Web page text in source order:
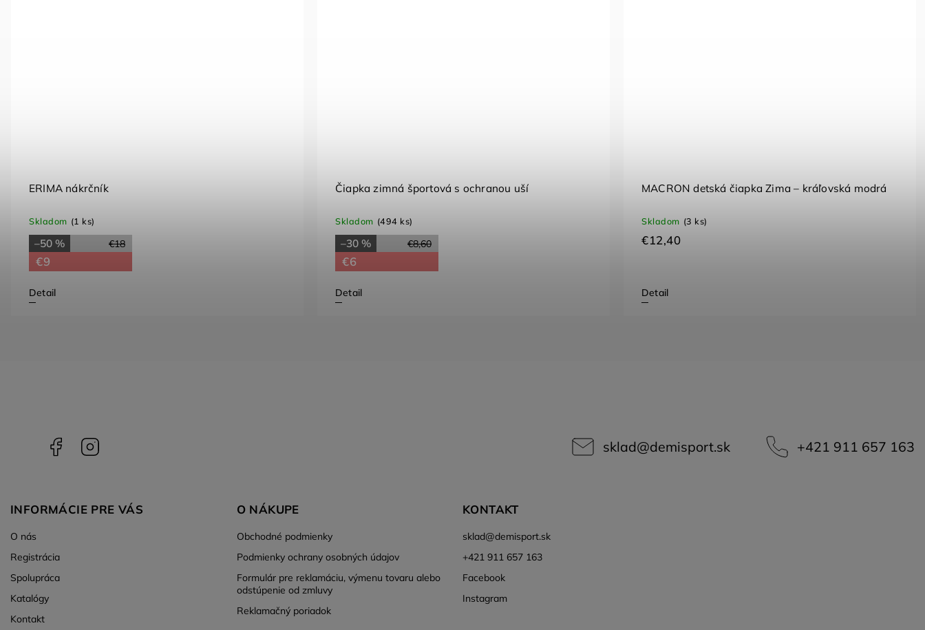
ERIMA nákrčník
Skladom (1 ks)
€18
–50 %
€9
Detail
Čiapka zimná športová s ochranou uší
Skladom (494 ks)
€8,60
–30 %
€6
Detail
MACRON detská čiapka Zima – kráľovská modrá
Skladom (3 ks)
€12,40
Detail
Facebook sklad@demisport.sk +421 911 657 163
INFORMÁCIE PRE VÁS
O nás
Registrácia
Spolupráca
Katalógy
Kontakt
O NÁKUPE
Obchodné podmienky
Podmienky ochrany osobných údajov
Formulár pre reklamáciu, výmenu tovaru alebo
odstúpenie od zmluvy
Reklamačný poriadok
KONTAKT
sklad@demisport.sk
+421 911 657 163
Facebook
Instagram